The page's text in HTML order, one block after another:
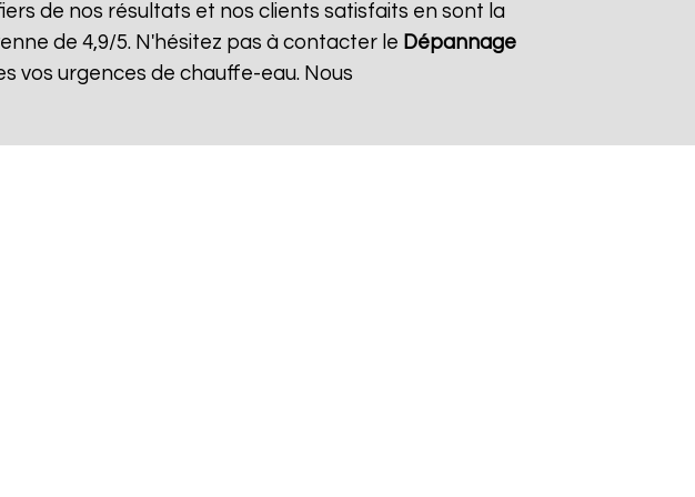
de nos résultats et nos clients satisfaits en sont la
de 4,9/5. N'hésitez pas à contacter le Dépannage
vos urgences de chauffe-eau. Nous